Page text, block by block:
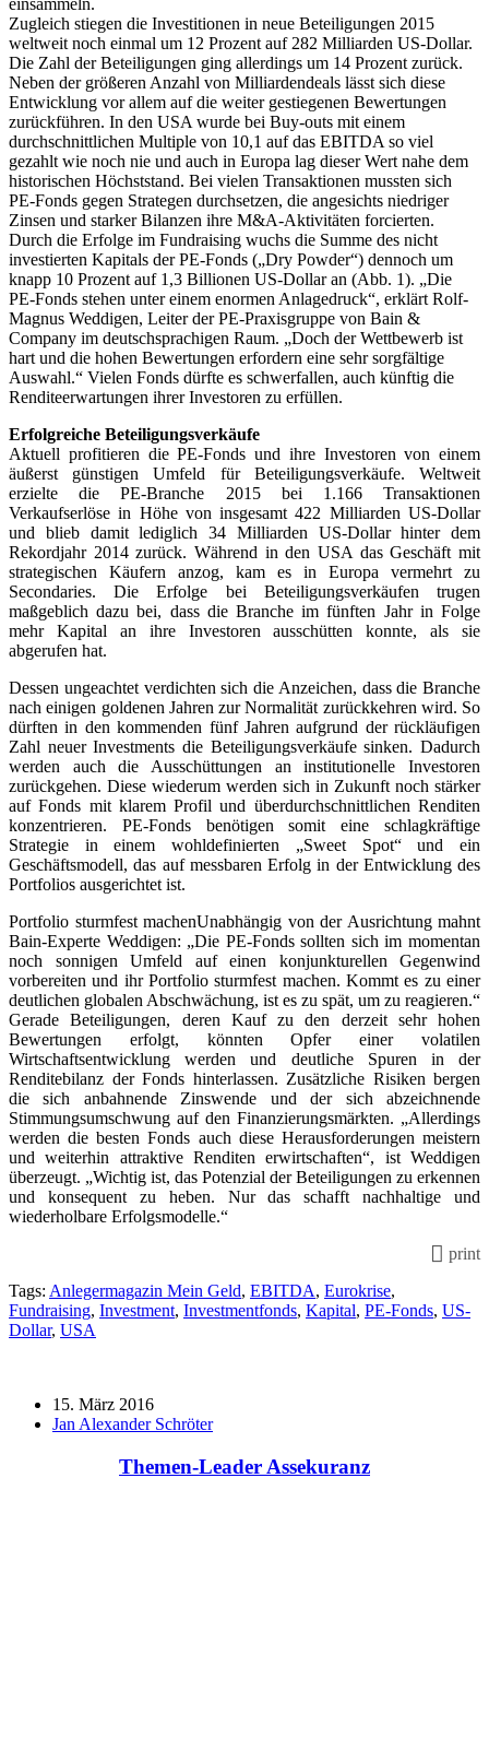
Zugleich stiegen die Investitionen in neue Beteiligungen 2015
weltweit noch einmal um 12 Prozent auf 282 Milliarden US-Dollar.
Die Zahl der Beteiligungen ging allerdings um 14 Prozent zurück.
Neben der größeren Anzahl von Milliardendeals lässt sich diese
Entwicklung vor allem auf die weiter gestiegenen Bewertungen
zurückführen. In den USA wurde bei Buy-outs mit einem
durchschnittlichen Multiple von 10,1 auf das EBITDA so viel
gezahlt wie noch nie und auch in Europa lag dieser Wert nahe dem
historischen Höchststand. Bei vielen Transaktionen mussten sich
PE-Fonds gegen Strategen durchsetzen, die angesichts niedriger
Zinsen und starker Bilanzen ihre M&A-Aktivitäten forcierten.
Durch die Erfolge im Fundraising wuchs die Summe des nicht
investierten Kapitals der PE-Fonds („Dry Powder“) dennoch um
knapp 10 Prozent auf 1,3 Billionen US-Dollar an (Abb. 1). „Die
PE-Fonds stehen unter einem enormen Anlagedruck“, erklärt Rolf-
Magnus Weddigen, Leiter der PE-Praxisgruppe von Bain &
Company im deutschsprachigen Raum. „Doch der Wettbewerb ist
hart und die hohen Bewertungen erfordern eine sehr sorgfältige
Auswahl.“ Vielen Fonds dürfte es schwerfallen, auch künftig die
Renditeerwartungen ihrer Investoren zu erfüllen.
Erfolgreiche Beteiligungsverkäufe
Aktuell profitieren die PE-Fonds und ihre Investoren von einem
äußerst günstigen Umfeld für Beteiligungsverkäufe. Weltweit
erzielte die PE-Branche 2015 bei 1.166 Transaktionen
Verkaufserlöse in Höhe von insgesamt 422 Milliarden US-Dollar
und blieb damit lediglich 34 Milliarden US-Dollar hinter dem
Rekordjahr 2014 zurück. Während in den USA das Geschäft mit
strategischen Käufern anzog, kam es in Europa vermehrt zu
Secondaries. Die Erfolge bei Beteiligungsverkäufen trugen
maßgeblich dazu bei, dass die Branche im fünften Jahr in Folge
mehr Kapital an ihre Investoren ausschütten konnte, als sie
abgerufen hat.
Dessen ungeachtet verdichten sich die Anzeichen, dass die Branche
nach einigen goldenen Jahren zur Normalität zurückkehren wird. So
dürften in den kommenden fünf Jahren aufgrund der rückläufigen
Zahl neuer Investments die Beteiligungsverkäufe sinken. Dadurch
werden auch die Ausschüttungen an institutionelle Investoren
zurückgehen. Diese wiederum werden sich in Zukunft noch stärker
auf Fonds mit klarem Profil und überdurchschnittlichen Renditen
konzentrieren. PE-Fonds benötigen somit eine schlagkräftige
Strategie in einem wohldefinierten „Sweet Spot“ und ein
Geschäftsmodell, das auf messbaren Erfolg in der Entwicklung des
Portfolios ausgerichtet ist.
Portfolio sturmfest machenUnabhängig von der Ausrichtung mahnt
Bain-Experte Weddigen: „Die PE-Fonds sollten sich im momentan
noch sonnigen Umfeld auf einen konjunkturellen Gegenwind
vorbereiten und ihr Portfolio sturmfest machen. Kommt es zu einer
deutlichen globalen Abschwächung, ist es zu spät, um zu reagieren.“
Gerade Beteiligungen, deren Kauf zu den derzeit sehr hohen
Bewertungen erfolgt, könnten Opfer einer volatilen
Wirtschaftsentwicklung werden und deutliche Spuren in der
Renditebilanz der Fonds hinterlassen. Zusätzliche Risiken bergen
die sich anbahnende Zinswende und der sich abzeichnende
Stimmungsumschwung auf den Finanzierungsmärkten. „Allerdings
werden die besten Fonds auch diese Herausforderungen meistern
und weiterhin attraktive Renditen erwirtschaften“, ist Weddigen
überzeugt. „Wichtig ist, das Potenzial der Beteiligungen zu erkennen
und konsequent zu heben. Nur das schafft nachhaltige und
wiederholbare Erfolgsmodelle.“
print
Tags: Anlegermagazin Mein Geld, EBITDA, Eurokrise,
Fundraising, Investment, Investmentfonds, Kapital, PE-Fonds, US-
Dollar, USA
15. März 2016
Jan Alexander Schröter
Themen-Leader Assekuranz